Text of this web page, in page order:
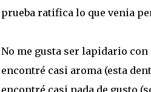
prueba ratifica lo que venia
No me gusta ser lapidario
encontré casi aroma (esta
encontré casi nada de gusto